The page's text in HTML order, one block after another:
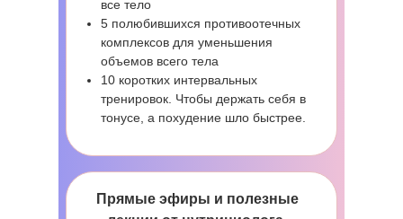
Прямые эфиры и полезные
все тело
5 полюбившихся противоотечных
комплексов для уменьшения
объемов всего тела
10 коротких интервальных
тренировок. Чтобы держать себя в
тонусе, а похудение шло быстрее.